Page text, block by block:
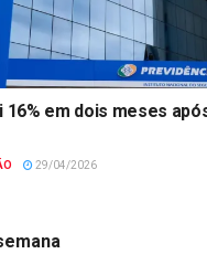
16% em dois meses
29/04/2026